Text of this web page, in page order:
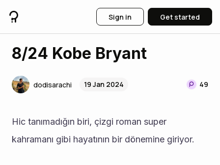
Sign in Get started
8/24 Kobe Bryant
dodisarachi 19 Jan 2024 49
Hic tanımadığın biri, çizgi roman super
kahramanı gibi hayatının bir dönemine giriyor.